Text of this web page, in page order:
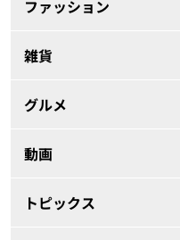
ファッション
雑貨
グルメ
動画
トピックス